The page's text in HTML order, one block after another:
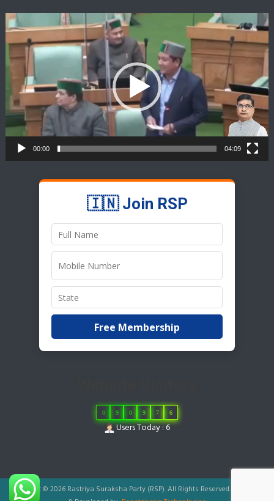
Video
Player
00:00 04:09
🇮🇳 Join RSP
Free Membership
0 9 0 9 7 6
Users Today : 6
Copyright © 2026 Rastriya Suraksha Party (RSP). All Rights Reserved.